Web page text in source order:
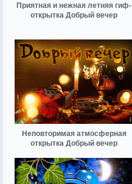
Приятная и нежная летняя гиф-
открытка Добрый вечер
Неповторимая атмосферная
открытка Добрый вечер